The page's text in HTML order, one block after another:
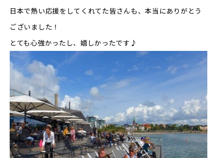
日本で熱い応援をしてくれてた皆さんも、本当にありがとう
ございました！
とても心強かったし、嬉しかったです♪